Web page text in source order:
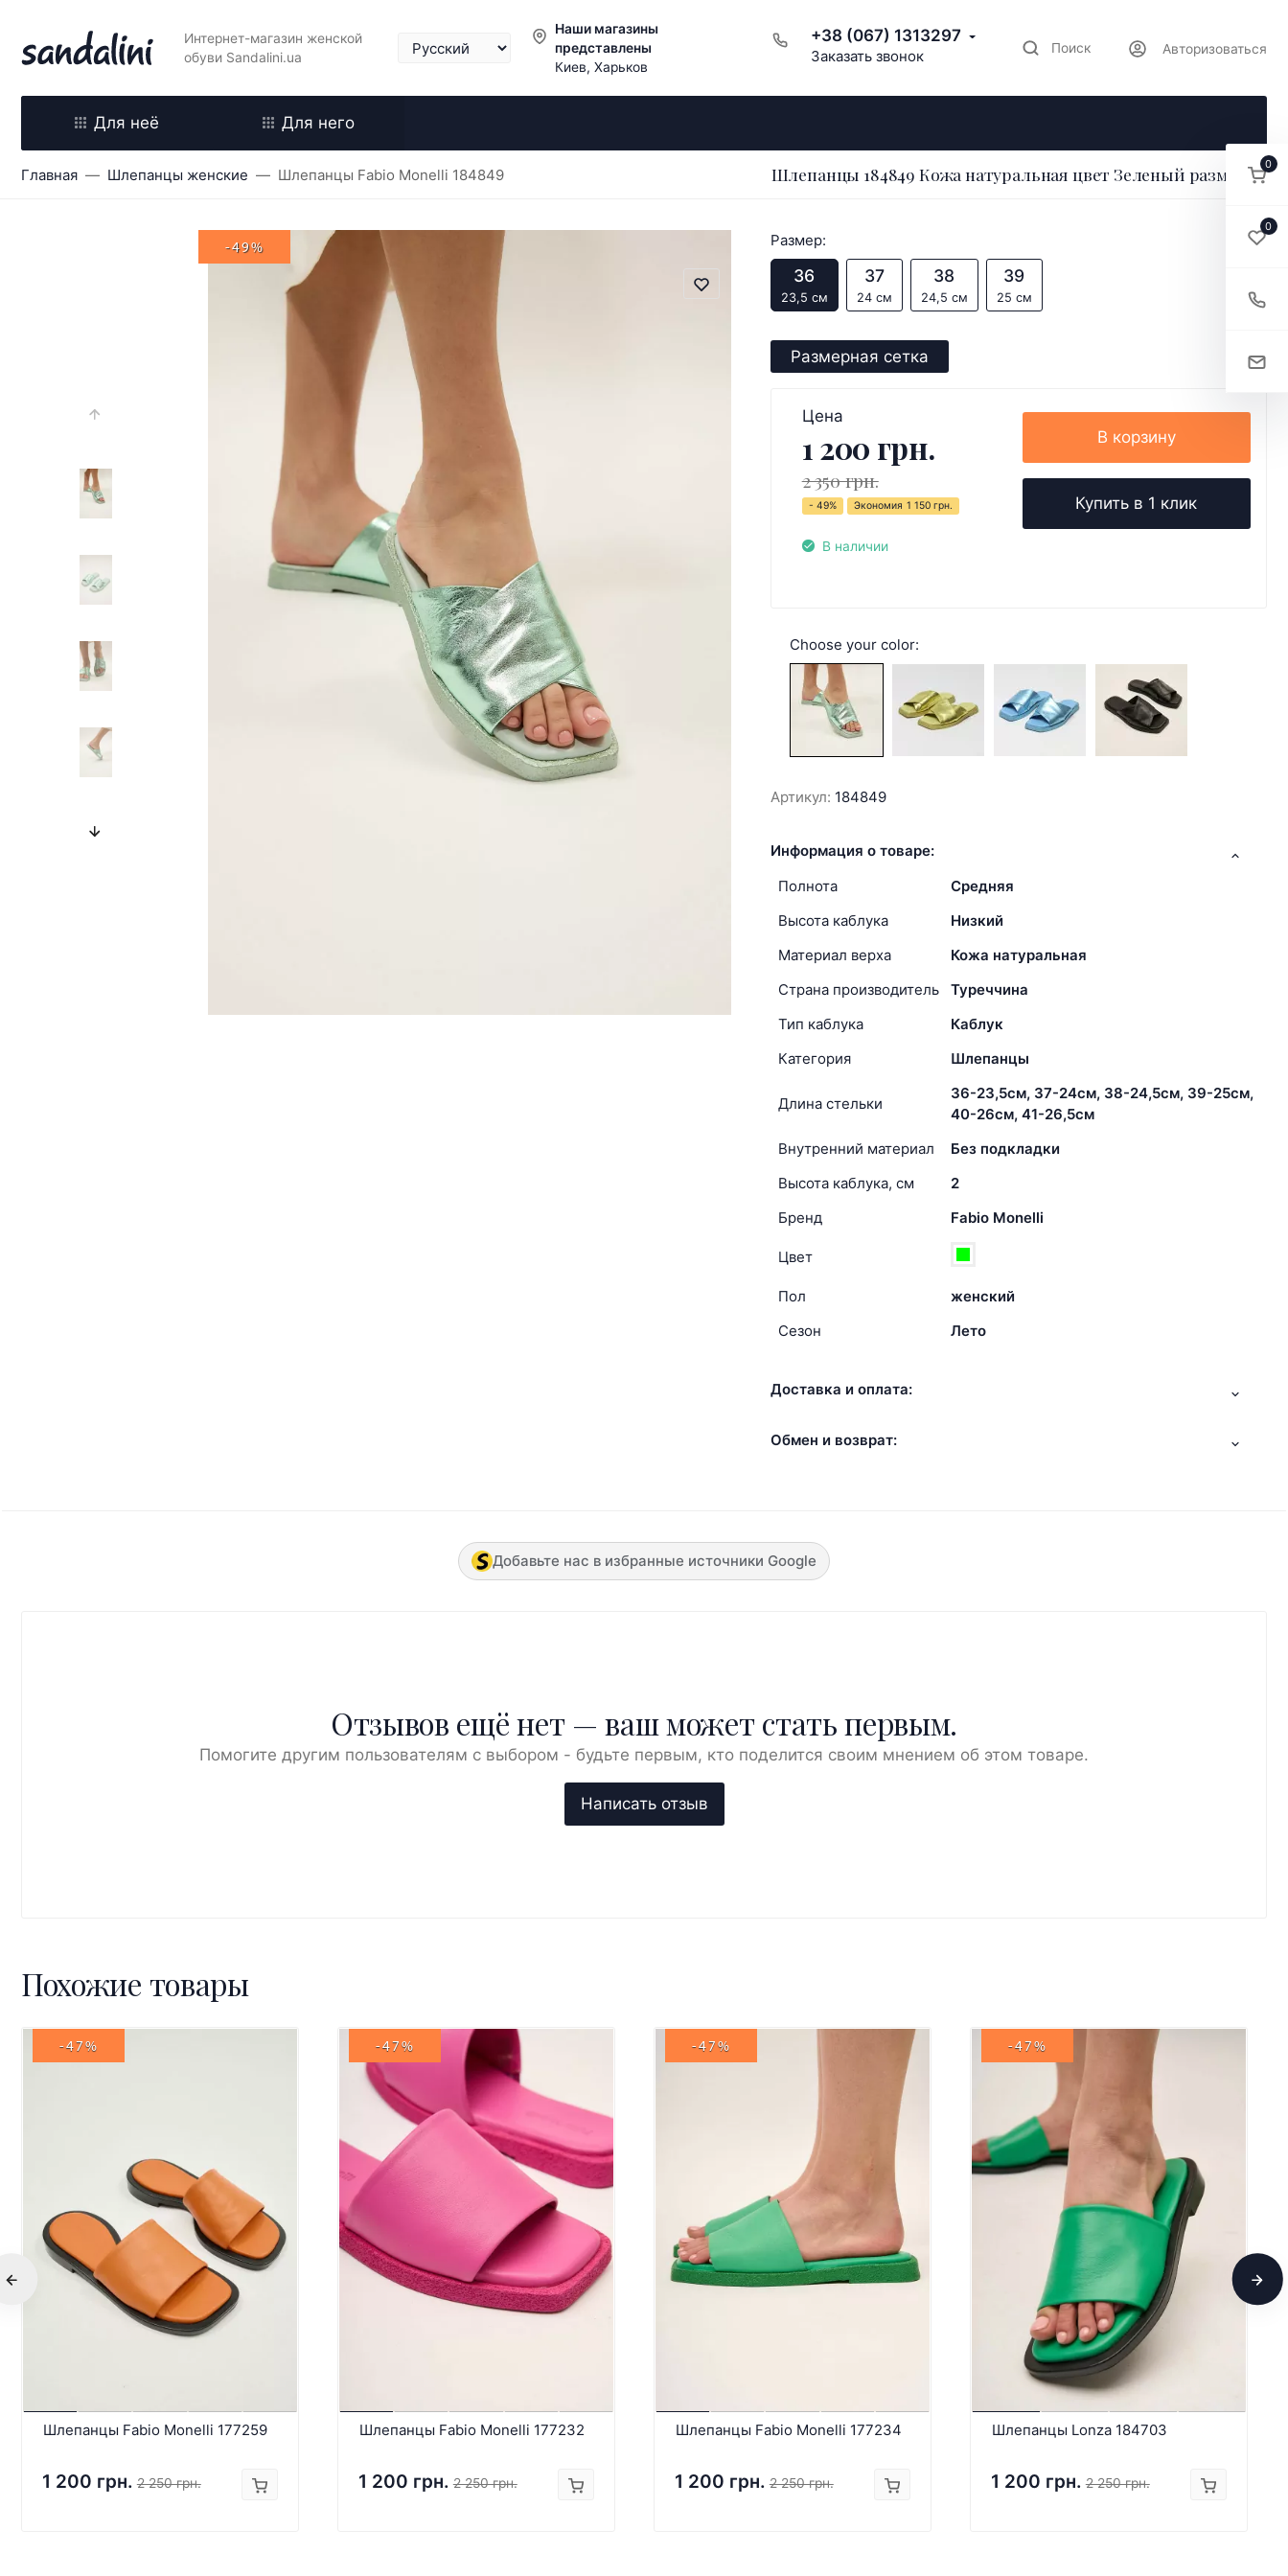
Интернет-магазин женской
обуви Sandalini.ua
Наши магазины
представлены
Киев, Харьков
+38 (067) 1313297
Заказать звонок Поиск Авторизоваться
Для неё Для него
Главная Шлепанцы женские Шлепанцы Fabio Monelli 184849 Шлепанцы 184849 Кожа натуральная цвет Зеленый размер 36
-49% Размер:
36
23,5 см
37
24 см
38
24,5 см
39
25 см
Размерная сетка
Цена
1 200 грн.
2 350 грн.
- 49% Экономия 1 150 грн.
В наличии
В корзину
Купить в 1 клик
Choose your color:
Артикул: 184849
Информация о товаре:
Полнота
Средняя
Высота каблука
Низкий
Материал верха
Кожа натуральная
Страна производитель
Туреччина
Тип каблука
Каблук
Категория
Шлепанцы
Длина стельки
36-23,5см, 37-24см, 38-24,5см, 39-25см,
40-26см, 41-26,5см
Внутренний материал
Без подкладки
Высота каблука, см
2
Бренд
Fabio Monelli
Цвет
Пол
женский
Сезон
Лето
Доставка и оплата:
Обмен и возврат:
Добавьте нас в избранные источники Google
Отзывов ещё нет — ваш может стать первым.
Помогите другим пользователям с выбором - будьте первым, кто поделится своим мнением об этом товаре.
Похожие товары
-47%
Шлепанцы Fabio Monelli 177259
1 200 грн. 2 250 грн.
-47%
Шлепанцы Fabio Monelli 177232
1 200 грн. 2 250 грн.
-47%
Шлепанцы Fabio Monelli 177234
1 200 грн. 2 250 грн.
-47%
Шлепанцы Lonza 184703
1 200 грн. 2 250 грн.
0
0